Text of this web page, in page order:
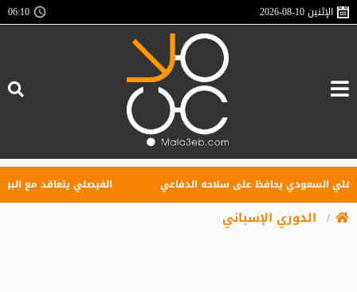
الإثنين2026-08-10
06:10
يحافظ على سلاحه الدفاعي الفيصلي يتعاقد مع
الدوري الإسباني